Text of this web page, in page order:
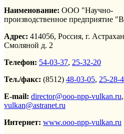
Наименование: ООО "Научно-
производственное предприятие
Адрес: 414056, Россия, г.
Смоляной д. 2
Телефон: 54-03-37, 25-32-20
Тел./факс: (8512) 48-03-05, 25-28-
E-mail: director@ooo-npp-vulkan.ru,
vulkan@astranet.ru
Интернет: www.ooo-npp-vulkan.ru